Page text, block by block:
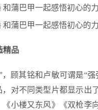
精品
顾其铭和卢敏可谓是“
对不同类型片都显示出
小楼又东风》《双枪李